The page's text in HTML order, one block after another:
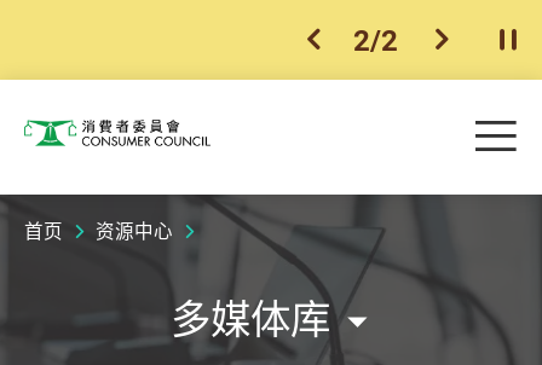
上一个
2/2 下一个开
消费者委员会 目
首页 资源中心
多媒体库